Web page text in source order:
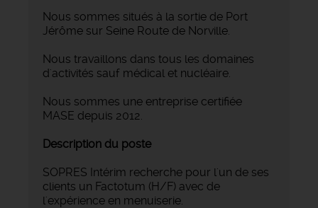
Nous sommes situés à la sortie de Port
Jérôme sur Seine Route de Norville.
Nous travaillons dans tous les domaines
d'activités sauf médical et nucléaire.
Nous sommes une entreprise certifiée
MASE depuis 2012.
Description du poste
SOPRES Intérim recherche pour l'un de ses
clients un Factotum (H/F) avec de
l'expérience en menuiserie.